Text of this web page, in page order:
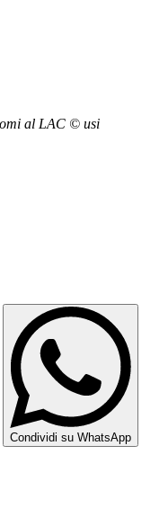
al LAC © usi
Condividi su WhatsApp